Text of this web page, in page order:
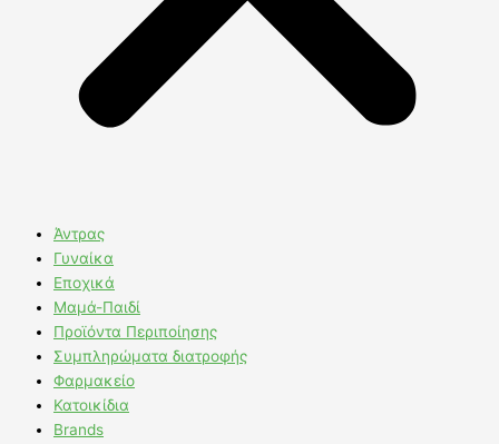
Άντρας
Γυναίκα
Εποχικά
Μαμά-Παιδί
Προϊόντα Περιποίησης
Συμπληρώματα διατροφής
Φαρμακείο
Κατοικίδια
Brands